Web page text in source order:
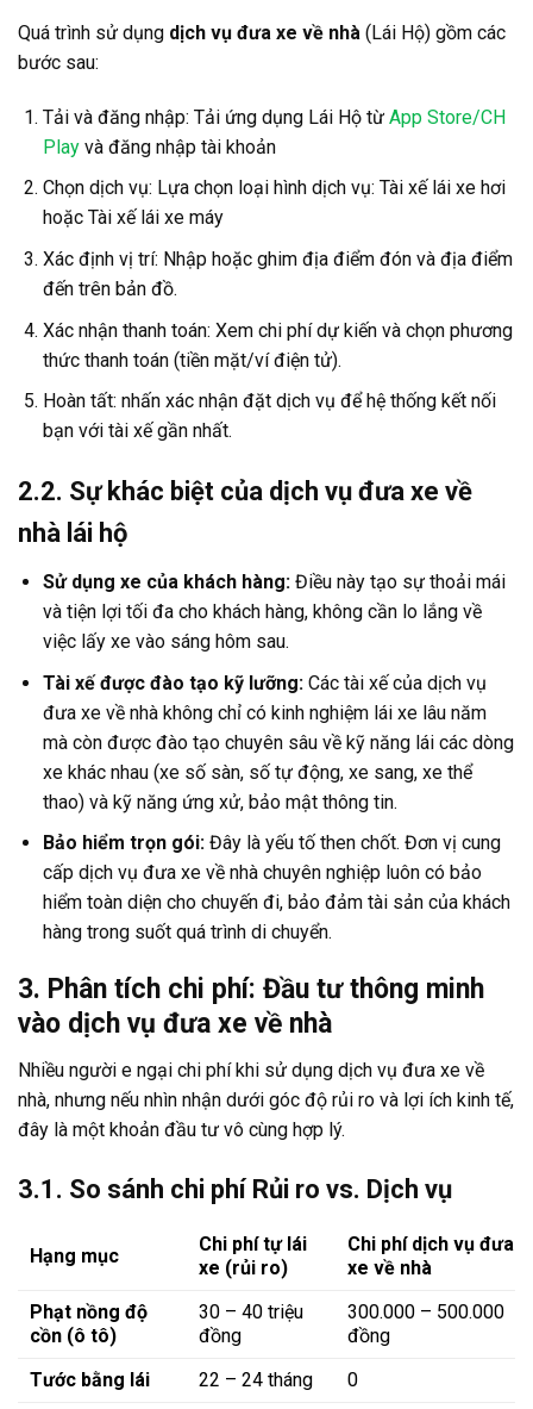
Quá trình sử dụng dịch vụ đưa xe về nhà (Lái Hộ) gồm các
bước sau:
Tải và đăng nhập: Tải ứng dụng Lái Hộ từ App Store/CH
Playvà đăng nhập tài khoản
Chọn dịch vụ: Lựa chọn loại hình dịch vụ: Tài xế lái xe hơi
hoặc Tài xế lái xe máy
Xác định vị trí: Nhập hoặc ghim địa điểm đón và địa điểm
đến trên bản đồ.
Xác nhận thanh toán: Xem chi phí dự kiến và chọn phương
thức thanh toán (tiền mặt/ví điện tử).
Hoàn tất: nhấn xác nhận đặt dịch vụ để hệ thống kết nối
bạn với tài xế gần nhất.
2.2. Sự khác biệt của dịch vụ đưa xe về
nhà lái hộ
Sử dụng xe của khách hàng:Điều này tạo sự thoải mái
và tiện lợi tối đa cho khách hàng, không cần lo lắng về
việc lấy xe vào sáng hôm sau.
Tài xế được đào tạo kỹ lưỡng:Các tài xế của dịch vụ
đưa xe về nhàkhông chỉ có kinh nghiệm lái xe lâu năm
mà còn được đào tạo chuyên sâu về kỹ năng lái các dòng
xe khác nhau (xe số sàn, số tự động, xe sang, xe thể
thao) và kỹ năng ứng xử, bảo mật thông tin.
Bảo hiểm trọn gói:Đây là yếu tố then chốt. Đơn vị cung
cấp dịch vụ đưa xe về nhàchuyên nghiệp luôn có bảo
hiểm toàn diện cho chuyến đi, bảo đảm tài sản của khách
hàng trong suốt quá trình di chuyển.
3. Phân tích chi phí: Đầu tư thông minh
vào dịch vụ đưa xe về nhà
Nhiều người e ngại chi phí khi sử dụng dịch vụ đưa xe về
nhà, nhưng nếu nhìn nhận dưới góc độ rủi ro và lợi ích kinh tế,
đây là một khoản đầu tư vô cùng hợp lý.
3.1. So sánh chi phí Rủi ro vs. Dịch vụ
Hạng mục
Chi phí tự lái
xe (rủi ro)
Chi phí dịch vụ đưa
xe về nhà
Phạt nồng độ
cồn (ô tô)
30 – 40 triệu
đồng
300.000 – 500.000
đồng
Tước bằng lái
22 – 24 tháng
0